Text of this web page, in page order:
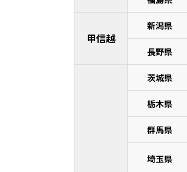
甲信越
新潟県
長野県
茨城県
栃木県
群馬県
埼玉県